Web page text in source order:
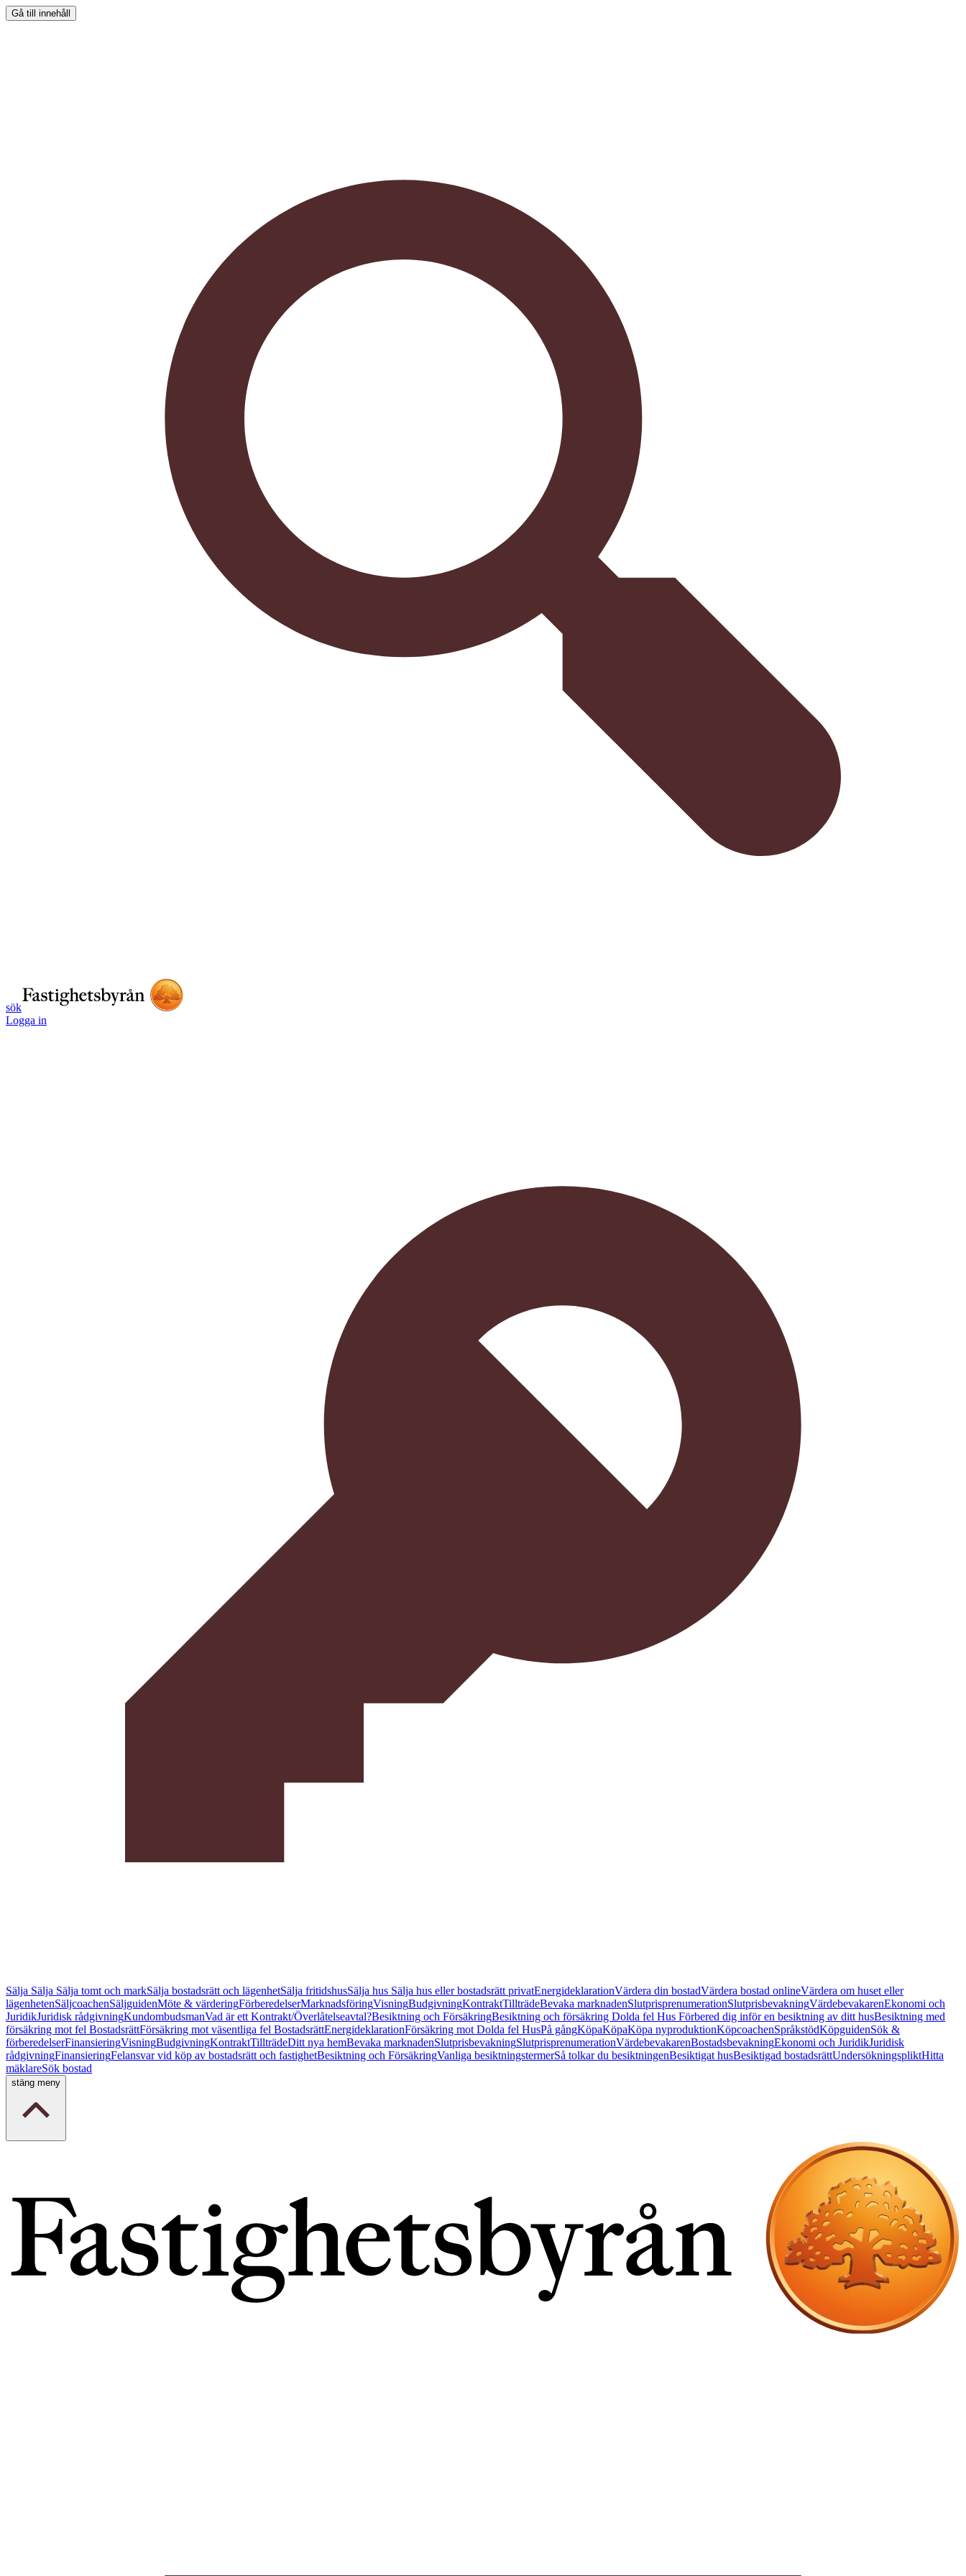
Gå till innehåll
sök
Logga in
Sälja Sälja Sälja tomt och markSälja bostadsrätt och lägenhetSälja fritidshusSälja hus Sälja hus eller bostadsrätt privatEnergideklarationVärdera din bostadVärdera bostad onlineVärdera om huset eller
lägenhetenSäljcoachenSäljguidenMöte & värderingFörberedelserMarknadsföringVisningBudgivningKontraktTillträdeBevaka marknadenSlutprisprenumerationSlutprisbevakningVärdebevakarenEkonomi och
JuridikJuridisk rådgivningKundombudsmanVad är ett Kontrakt/Överlåtelseavtal?Besiktning och FörsäkringBesiktning och försäkring Dolda fel Hus Förbered dig inför en besiktning av ditt husBesiktning med
försäkring mot fel BostadsrättFörsäkring mot väsentliga fel BostadsrättEnergideklarationFörsäkring mot Dolda fel HusPå gångKöpaKöpaKöpa nyproduktionKöpcoachenSpråkstödKöpguidenSök &
förberedelserFinansieringVisningBudgivningKontraktTillträdeDitt nya hemBevaka marknadenSlutprisbevakningSlutprisprenumerationVärdebevakarenBostadsbevakningEkonomi och JuridikJuridisk
rådgivningFinansieringFelansvar vid köp av bostadsrätt och fastighetBesiktning och FörsäkringVanliga besiktningstermerSå tolkar du besiktningenBesiktigat husBesiktigad bostadsrättUndersökningspliktHitta
mäklareSök bostad
stäng meny